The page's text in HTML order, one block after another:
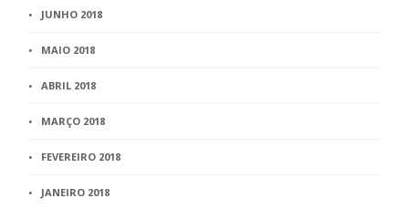
JUNHO 2018
MAIO 2018
ABRIL 2018
MARÇO 2018
FEVEREIRO 2018
JANEIRO 2018